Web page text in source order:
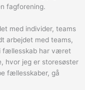
fagforening.
med individer, teams
arbejdet med teams,
fællesskab har været
hvor jeg er storesøster
fællesskaber, gå